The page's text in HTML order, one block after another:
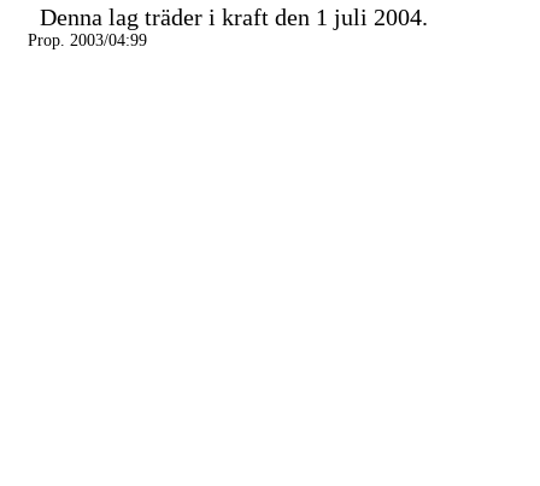
Denna lag träder i kraft den 1 juli 2004.
Prop. 2003/04:99